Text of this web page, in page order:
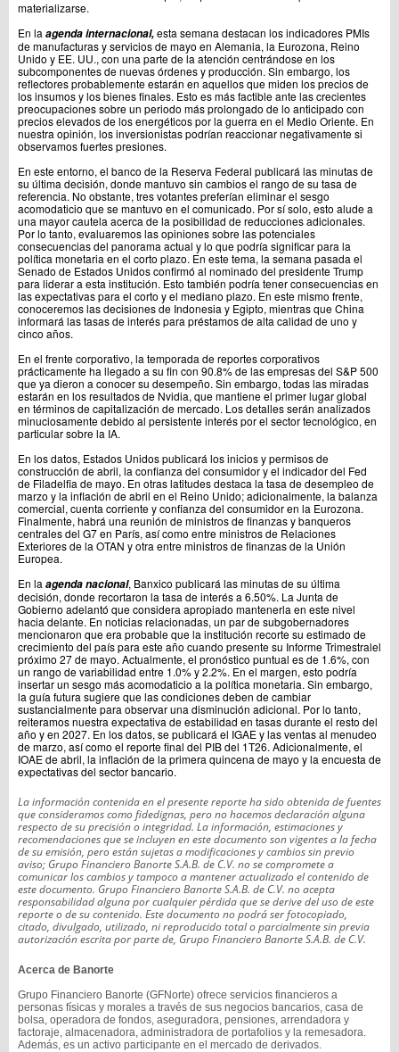
materializarse.
En la agenda internacional,esta semana destacan los indicadores PMIs
de manufacturas y servicios de mayo en Alemania, la Eurozona, Reino
Unido y EE. UU., con una parte de la atención centrándose en los
subcomponentes de nuevas órdenes y producción. Sin embargo, los
reflectores probablemente estarán en aquellos que miden los precios de
los insumos y los bienes finales. Esto es más factible ante las crecientes
preocupaciones sobre un periodo más prolongado de lo anticipado con
precios elevados de los energéticos por la guerra en el Medio Oriente. En
nuestra opinión, los inversionistas podrían reaccionar negativamente si
observamos fuertes presiones.
En este entorno, el banco de la Reserva Federal publicará las minutas de
su última decisión, donde mantuvo sin cambios el rango de su tasa de
referencia. No obstante, tres votantes preferían eliminar el sesgo
acomodaticio que se mantuvo en el comunicado. Por sí solo, esto alude a
una mayor cautela acerca de la posibilidad de reducciones adicionales.
Por lo tanto, evaluaremos las opiniones sobre las potenciales
consecuencias del panorama actual y lo que podría significar para la
política monetaria en el corto plazo. En este tema, la semana pasada el
Senado de Estados Unidos confirmó al nominado del presidente Trump
para liderar a esta institución. Esto también podría tener consecuencias en
las expectativas para el corto y el mediano plazo. En este mismo frente,
conoceremos las decisiones de Indonesia y Egipto, mientras que China
informará las tasas de interés para préstamos de alta calidad de uno y
cinco años.
En el frente corporativo, la temporada de reportes corporativos
prácticamente ha llegado a su fin con 90.8% de las empresas del S&P 500
que ya dieron a conocer su desempeño. Sin embargo, todas las miradas
estarán en los resultados de Nvidia, que mantiene el primer lugar global
en términos de capitalización de mercado. Los detalles serán analizados
minuciosamente debido al persistente interés por el sector tecnológico, en
particular sobre la IA.
En los datos, Estados Unidos publicará los inicios y permisos de
construcción de abril, la confianza del consumidor y el indicador del Fed
de Filadelfia de mayo. En otras latitudes destaca la tasa de desempleo de
marzo y la inflación de abril en el Reino Unido; adicionalmente, la balanza
comercial, cuenta corriente y confianza del consumidor en la Eurozona.
Finalmente, habrá una reunión de ministros de finanzas y banqueros
centrales del G7 en París, así como entre ministros de Relaciones
Exteriores de la OTAN y otra entre ministros de finanzas de la Unión
Europea.
En la agenda nacional, Banxico publicará las minutas de su última
decisión, donde recortaron la tasa de interés a 6.50%. La Junta de
Gobierno adelantó que considera apropiado mantenerla en este nivel
hacia delante. En noticias relacionadas, un par de subgobernadores
mencionaron que era probable que la institución recorte su estimado de
crecimiento del país para este año cuando presente su Informe Trimestralel
próximo 27 de mayo. Actualmente, el pronóstico puntual es de 1.6%, con
un rango de variabilidad entre 1.0% y 2.2%. En el margen, esto podría
insertar un sesgo más acomodaticio a la política monetaria. Sin embargo,
la guía futura sugiere que las condiciones deben de cambiar
sustancialmente para observar una disminución adicional. Por lo tanto,
reiteramos nuestra expectativa de estabilidad en tasas durante el resto del
año y en 2027. En los datos, se publicará el IGAE y las ventas al menudeo
de marzo, así como el reporte final del PIB del 1T26. Adicionalmente, el
IOAE de abril, la inflación de la primera quincena de mayo y la encuesta de
expectativas del sector bancario.
La información contenida en el presente reporte ha sido obtenida de fuentes
que consideramos como fidedignas, pero no hacemos declaración alguna
respecto de su precisión o integridad. La información, estimaciones y
recomendaciones que se incluyen en este documento son vigentes a la fecha
de su emisión, pero están sujetas a modificaciones y cambios sin previo
aviso; Grupo Financiero Banorte S.A.B. de C.V. no se compromete a
comunicar los cambios y tampoco a mantener actualizado el contenido de
este documento. Grupo Financiero Banorte S.A.B. de C.V. no acepta
responsabilidad alguna por cualquier pérdida que se derive del uso de este
reporte o de su contenido. Este documento no podrá ser fotocopiado,
citado, divulgado, utilizado, ni reproducido total o parcialmente sin previa
autorización escrita por parte de, Grupo Financiero Banorte S.A.B. de C.V.
Acerca de Banorte
Grupo Financiero Banorte (GFNorte) ofrece servicios financieros a
personas físicas y morales a través de sus negocios bancarios, casa de
bolsa, operadora de fondos, aseguradora, pensiones, arrendadora y
factoraje, almacenadora, administradora de portafolios y la remesadora.
Además, es un activo participante en el mercado de derivados.